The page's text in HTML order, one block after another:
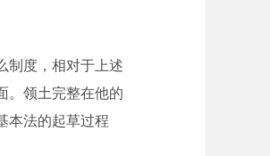
制度，相对于上述
。领土完整在他的
本法的起草过程